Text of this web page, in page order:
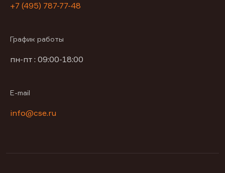
+7 (495) 787-77-48
График работы
пн-пт : 09:00-18:00
E-mail
info@cse.ru